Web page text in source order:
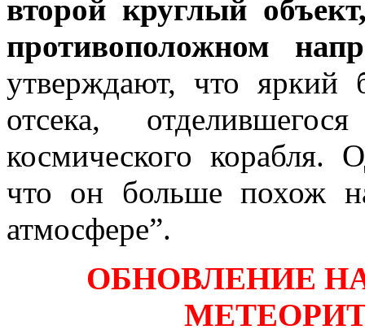
второй круглый
противоположном
утверждают, что
отсека,
космического корабля.
что он больше похож
атмосфере”.
ОБНОВЛЕНИЕ